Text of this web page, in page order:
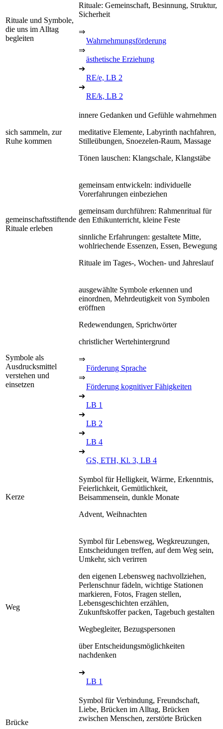
Rituale und Symbole,
die uns im Alltag
begleiten
Rituale: Gemeinschaft, Besinnung, Struktur,
Sicherheit
⇒
Wahrnehmungsförderung
⇒
ästhetische Erziehung
➔
RE/e, LB 2
➔
RE/k, LB 2
sich sammeln, zur
Ruhe kommen
innere Gedanken und Gefühle wahrnehmen
meditative Elemente, Labyrinth nachfahren,
Stilleübungen, Snoezelen-Raum, Massage
Tönen lauschen: Klangschale, Klangstäbe
gemeinschaftsstiftende
Rituale erleben
gemeinsam entwickeln: individuelle
Vorerfahrungen einbeziehen
gemeinsam durchführen: Rahmenritual für
den Ethikunterricht, kleine Feste
sinnliche Erfahrungen: gestaltete Mitte,
wohlriechende Essenzen, Essen, Bewegung
Rituale im Tages-, Wochen- und Jahreslauf
Symbole als
Ausdrucksmittel
verstehen und
einsetzen
ausgewählte Symbole erkennen und
einordnen, Mehrdeutigkeit von Symbolen
eröffnen
Redewendungen, Sprichwörter
christlicher Wertehintergrund
⇒
Förderung Sprache
⇒
Förderung kognitiver Fähigkeiten
➔
LB 1
➔
LB 2
➔
LB 4
➔
GS, ETH, Kl. 3, LB 4
Kerze
Symbol für Helligkeit, Wärme, Erkenntnis,
Feierlichkeit, Gemütlichkeit,
Beisammensein, dunkle Monate
Advent, Weihnachten
Weg
Symbol für Lebensweg, Wegkreuzungen,
Entscheidungen treffen, auf dem Weg sein,
Umkehr, sich verirren
den eigenen Lebensweg nachvollziehen,
Perlenschnur fädeln, wichtige Stationen
markieren, Fotos, Fragen stellen,
Lebensgeschichten erzählen,
Zukunftskoffer packen, Tagebuch gestalten
Wegbegleiter, Bezugspersonen
über Entscheidungsmöglichkeiten
nachdenken
➔
LB 1
Brücke
Symbol für Verbindung, Freundschaft,
Liebe, Brücken im Alltag, Brücken
zwischen Menschen, zerstörte Brücken